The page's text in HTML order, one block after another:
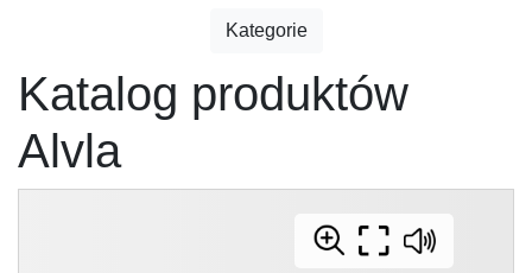
Kategorie
Katalog produktów
Alvla